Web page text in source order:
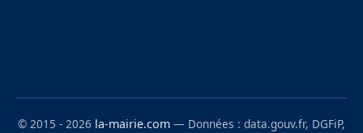
© 2015 - 2026 la-mairie.com — Données : data.gouv.fr, DGFiP,